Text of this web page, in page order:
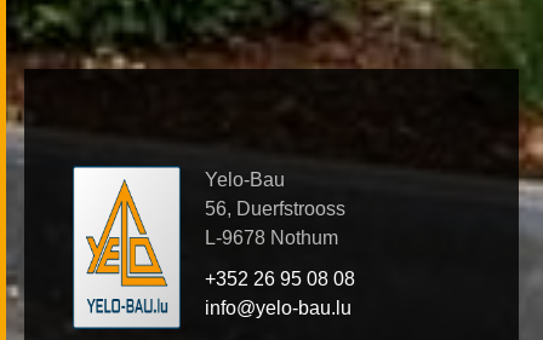
Yelo-Bau
56, Duerfstrooss
L-9678 Nothum
+352 26 95 08 08
info@yelo-bau.lu